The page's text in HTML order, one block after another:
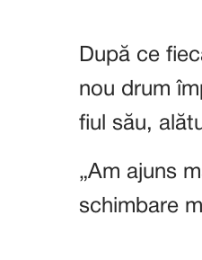
După ce
nou drum
fiul său,
„Am ajuns
schimbare